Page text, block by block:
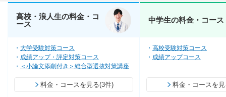
高校・浪人生の料金・コ
ース
大学受験対策コース
成績アップ・評定対策コース
＜小論文添削付き＞総合型選抜対策講座
料金・コースを見る(3件)
中学生の料金・コース
高校受験対策コース
成績アップコース
料金・コースを